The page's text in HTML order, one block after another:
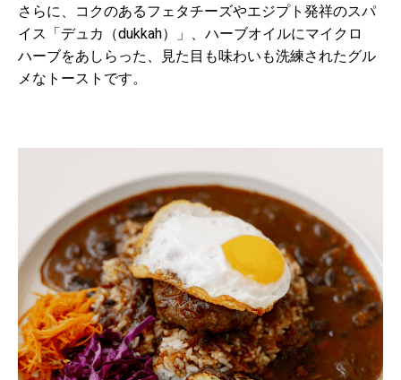
さらに、コクのあるフェタチーズやエジプト発祥のスパ
イス「デュカ（dukkah）」、ハーブオイルにマイクロ
ハーブをあしらった、見た目も味わいも洗練されたグル
メなトーストです。